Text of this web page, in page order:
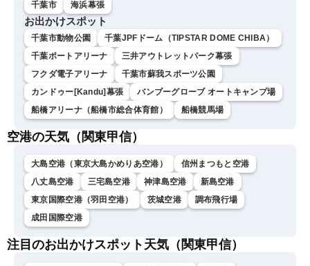
千葉市 海浜幕張
お出かけスポット
千葉市動物公園
千葉JPFドーム（TIPSTAR DOME CHIBA）
千葉ポートアリーナ
三井アウトレットパーク幕張
フクダ電子アリーナ
千葉市蘇我スポーツ公園
カンドゥー[Kandu]幕張
バンブーグローブ オートキャンプ場
船橋アリーナ（船橋市総合体育館）
船橋競馬場
空港の天気（関東甲信）
大島空港（東京大島かめりあ空港）
信州まつもと空港
八丈島空港
三宅島空港 神津島空港
新島空港
東京国際空港（羽田空港）
茨城空港
調布飛行場
成田国際空港
注目のお出かけスポット天気（関東甲信）